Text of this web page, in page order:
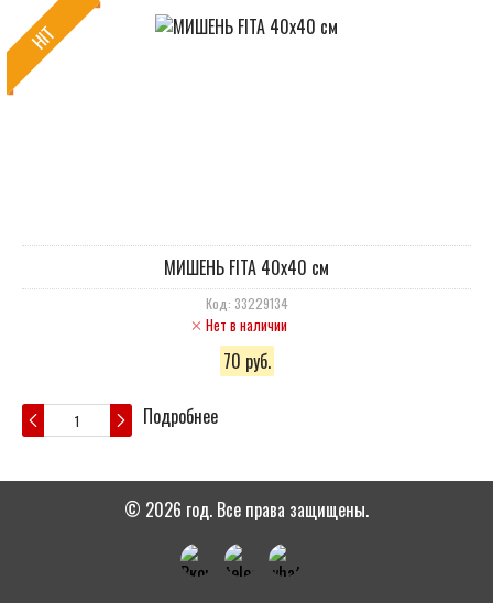
HIT
МИШЕНЬ FITA 40х40 cм
Код: 33229134
Нет в наличии
70 руб.
Подробнее
© 2026 год. Все права защищены.